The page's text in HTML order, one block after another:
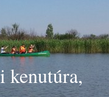
kenutúra,